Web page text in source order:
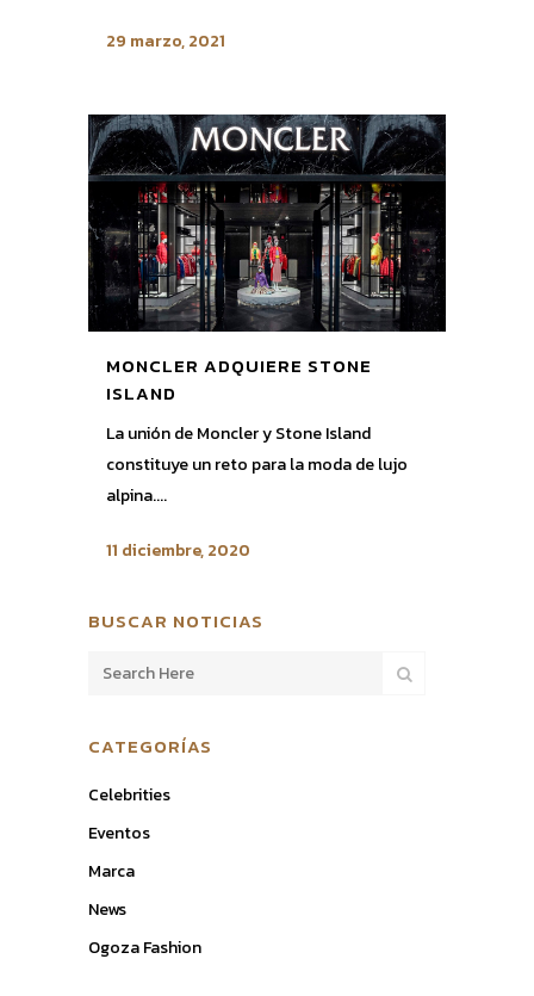
29 marzo, 2021
MONCLER ADQUIERE STONE
ISLAND
La unión de Moncler y Stone Island
constituye un reto para la moda de lujo
alpina....
11 diciembre, 2020
BUSCAR NOTICIAS
CATEGORÍAS
Celebrities
Eventos
Marca
News
Ogoza Fashion